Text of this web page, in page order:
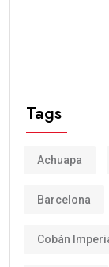
Tags
Achuapa
Barcelona
Cobán